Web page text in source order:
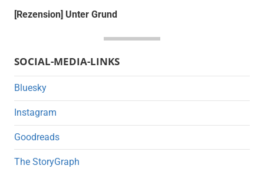
[Rezension] Unter Grund
SOCIAL-MEDIA-LINKS
Bluesky
Instagram
Goodreads
The StoryGraph